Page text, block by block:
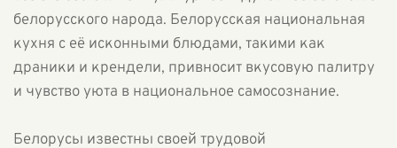
белорусского народа. Белорусская национальная
кухня с её исконными блюдами, такими как
драники и крендели, привносит вкусовую палитру
и чувство уюта в национальное самосознание.
Белорусы известны своей трудовой